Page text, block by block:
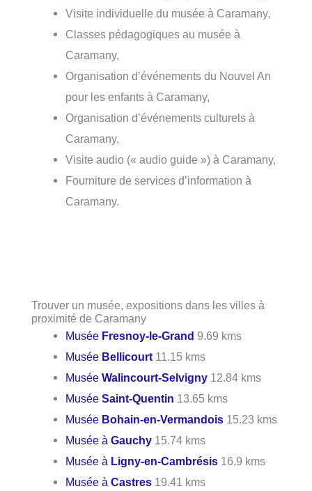
Visite individuelle du musée à Caramany,
Classes pédagogiques au musée à
Caramany,
Organisation d’événements du Nouvel An
pour les enfants à Caramany,
Organisation d’événements culturels à
Caramany,
Visite audio (« audio guide ») à Caramany,
Fourniture de services d’information à
Caramany.
Trouver un musée, expositions dans les villes à
proximité de Caramany
Musée Fresnoy-le-Grand 9.69 kms
Musée Bellicourt 11.15 kms
MuséeWalincourt-Selvigny 12.84 kms
MuséeSaint-Quentin 13.65 kms
Musée Bohain-en-Vermandois 15.23 kms
Musée àGauchy 15.74 kms
Musée à Ligny-en-Cambrésis 16.9 kms
Musée àCastres 19.41 kms